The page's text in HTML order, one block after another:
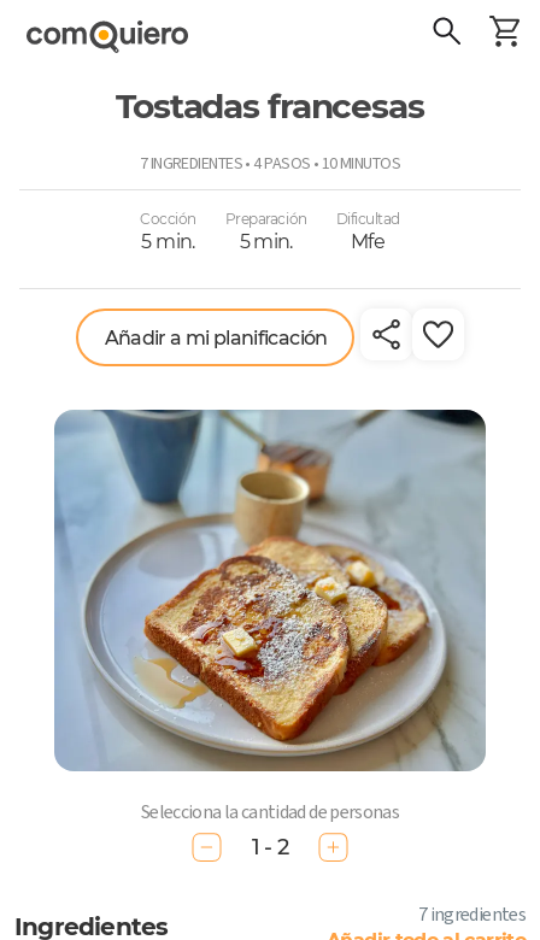
Tostadas francesas
7 INGREDIENTES • 4 PASOS • 10 MINUTOS
Cocción
5 min.
Preparación
5 min.
Dificultad
Mfe
Añadir a mi planificación
Selecciona la cantidad de personas
1 - 2
Ingredientes 7 ingredientes